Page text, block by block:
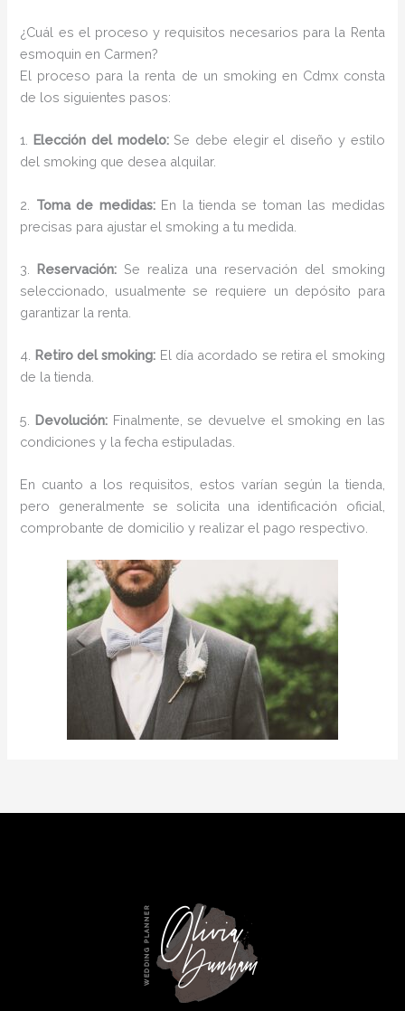
¿Cuál es el proceso y requisitos necesarios para la Renta
esmoquin en Carmen?
El proceso para la renta de un smoking en Cdmx consta
de los siguientes pasos:
1. Elección del modelo:Se debe elegir el diseño y estilo
del smoking que desea alquilar.
2. Toma de medidas:En la tienda se toman las medidas
precisas para ajustar el smoking a tu medida.
3. Reservación: Se realiza una reservación del smoking
seleccionado, usualmente se requiere un depósito para
garantizar la renta.
4. Retiro del smoking: El día acordado se retira el smoking
de la tienda.
5. Devolución: Finalmente, se devuelve el smoking en las
condiciones y la fecha estipuladas.
En cuanto a los requisitos, estos varían según la tienda,
pero generalmente se solicita una identificación oficial,
comprobante de domicilio y realizar el pago respectivo.